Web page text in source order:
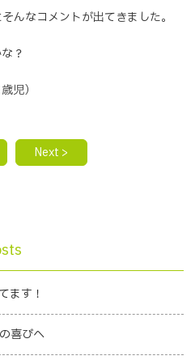
んなコメントが出てきました。
？
児）
Next >
ます！
喜びへ